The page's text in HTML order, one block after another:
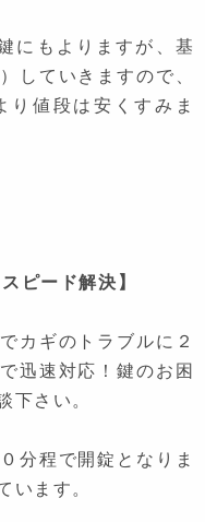
にもよりますが、基
していきますので、
値段は安くすみま
ピード解決】
カギのトラブルに２
迅速対応！鍵のお困
さい。
分程で開錠となりま
ます。